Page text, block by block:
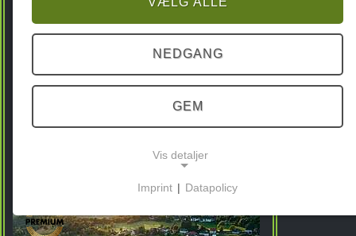
NEDGANG
GEM
Vis detaljer
Disse cookies muliggør grundlæggende funktioner
Imprint | Datapolicy